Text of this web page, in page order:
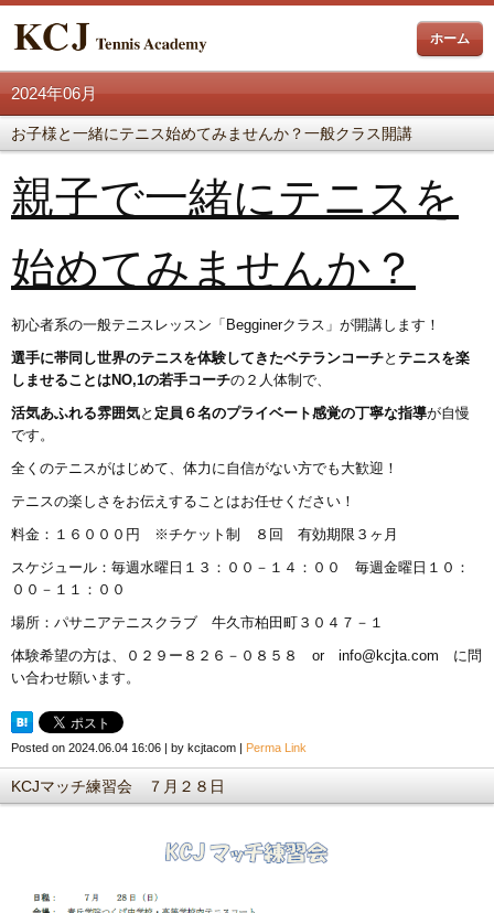
ホーム
2024年06月
お子様と一緒にテニス始めてみませんか？一般クラス開講
親子で一緒にテニスを
始めてみませんか？
初心者系の一般テニスレッスン「Begginerクラス」が開講します！
選手に帯同し世界のテニスを体験してきたベテランコーチと テニスを楽
しませることはNO,1の若手コーチの２人体制で、
活気あふれる雰囲気と 定員６名のプライベート感覚の丁寧な指導が自慢
です。
全くのテニスがはじめて、体力に自信がない方でも大歓迎！
テニスの楽しさをお伝えすることはお任せください！
料金：１６０００円 ※チケット制 ８回 有効期限３ヶ月
スケジュール：毎週水曜日１３：００－１４：００ 毎週金曜日１０：
００－１１：００
場所：パサニアテニスクラブ 牛久市柏田町３０４７－１
体験希望の方は、０２９ー８２６－０８５８ or info@kcjta.com に問
い合わせ願います。
Posted on 2024.06.04 16:06 | by kcjtacom | Perma Link
KCJマッチ練習会 ７月２８日